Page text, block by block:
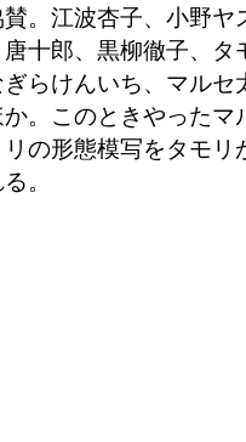
賛。江波杏子、小野ヤ
十郎、黒柳徹子、タ
らけんいち、マルセ
。このときやったマ
の形態模写をタモリ
。